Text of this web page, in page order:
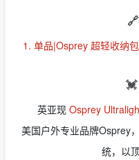
1. 单品|Osprey 超轻收纳
英亚现 Osprey
美国户外专业品牌Osprey
统，以